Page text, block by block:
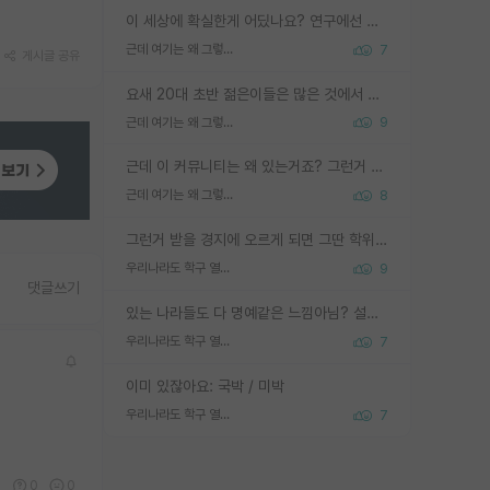
이 세상에 확실한게 어딨나요? 연구에선 특히 더 그런데 그럼 본인 연구가 결과가 나와서 탑저널 실린다는 확실함이 없으면 연구도 안하실건가요?
근데 여기는 왜 그렇게 SPK를 물어보는거임? 7
요새 20대 초반 젊은이들은 많은 것에서 가성비를 따지더라고요. 내가 이 정도 인풋을 넣었을 때 그만큼 아웃풋이 나올 것인가? 사실 아웃풋이 인풋 대비 리니어하게 나오지 않는 영역을 시도하기 싫어한다는 느낌입니다.
근데 여기는 왜 그렇게 SPK를 물어보는거임? 9
근데 이 커뮤니티는 왜 있는거죠? 그런거 쉽게 물어볼수있어서 있는거 아닌가요? 그렇게 보기 싫으면 커뮤니티도 하지마시지 그러면
근데 여기는 왜 그렇게 SPK를 물어보는거임? 8
그런거 받을 경지에 오르게 되면 그딴 학위명이 필요없음
우리나라도 학구 열풍보면 Higher Doctorate 학위가 필요하다고 봅니다. 9
있는 나라들도 다 명예같은 느낌아님? 설마 박사끼리 등급나눠서 학위수여하자 같은 헛소리는 아니지? ㅋㅋ
우리나라도 학구 열풍보면 Higher Doctorate 학위가 필요하다고 봅니다. 7
이미 있잖아요: 국박 / 미박
우리나라도 학구 열풍보면 Higher Doctorate 학위가 필요하다고 봅니다. 7
댓글쓰기